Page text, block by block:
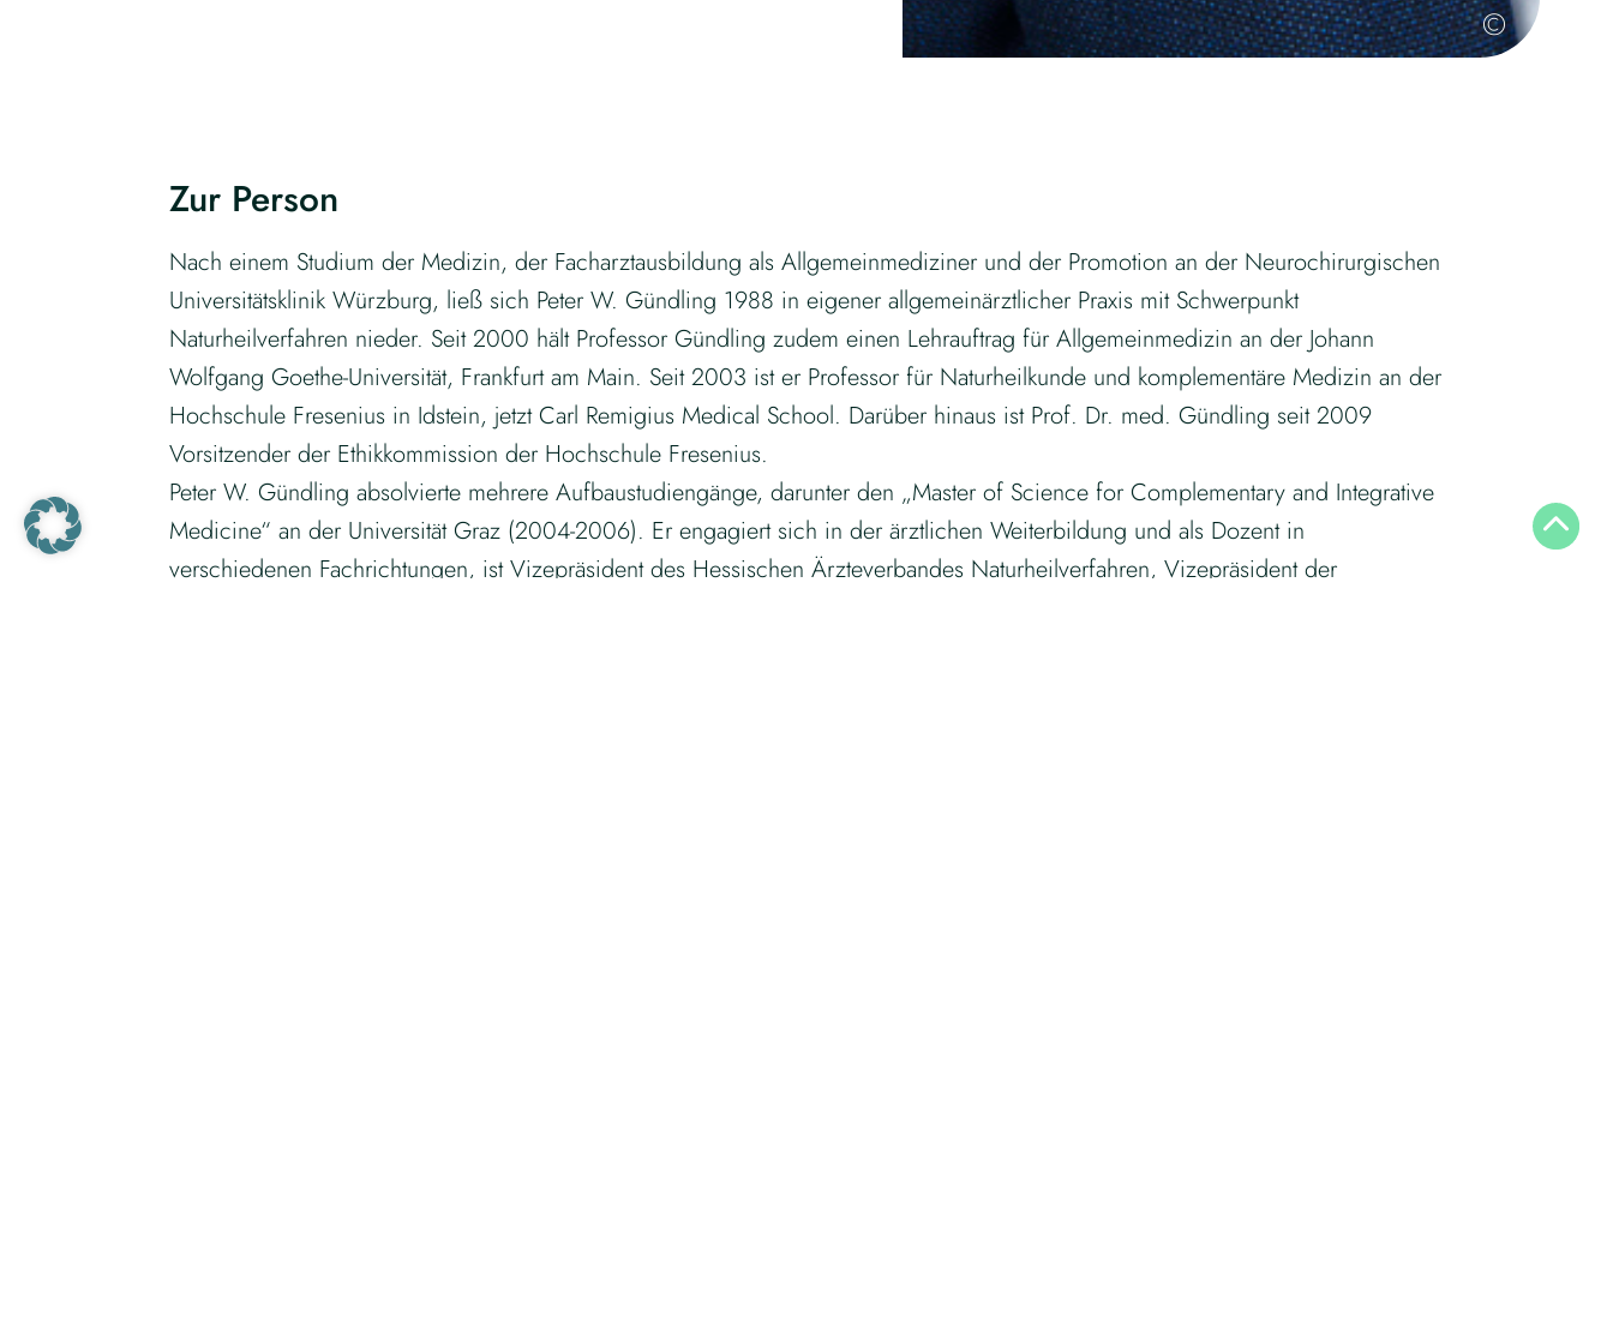
©
Zur Person
Nach einem Studium der Medizin, der Facharztausbildung als Allgemeinmediziner und der Promotion an der Neurochirurgischen
Universitätsklinik Würzburg, ließ sich Peter W. Gündling 1988 in eigener allgemeinärztlicher Praxis mit Schwerpunkt
Naturheilverfahren nieder. Seit 2000 hält Professor Gündling zudem einen Lehrauftrag für Allgemeinmedizin an der Johann
Wolfgang Goethe-Universität, Frankfurt am Main. Seit 2003 ist er Professor für Naturheilkunde und komplementäre Medizin an der
Hochschule Fresenius in Idstein, jetzt Carl Remigius Medical School. Darüber hinaus ist Prof. Dr. med. Gündling seit 2009
Vorsitzender der Ethikkommission der Hochschule Fresenius.
Peter W. Gündling absolvierte mehrere Aufbaustudiengänge, darunter den „Master of Science for Complementary and Integrative
Medicine“ an der Universität Graz (2004-2006). Er engagiert sich in der ärztlichen Weiterbildung und als Dozent in
verschiedenen Fachrichtungen, ist Vizepräsident des Hessischen Ärzteverbandes Naturheilverfahren, Vizepräsident der